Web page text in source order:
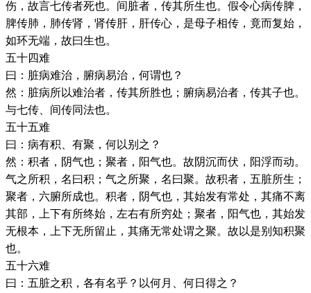
伤，故言七传者死也。间脏者，传其所生也。假令心病传脾，
脾传肺，肺传肾，肾传肝，肝传心，是母子相传，竟而复始，
如环无端，故曰生也。
五十四难
曰：脏病难治，腑病易治，何谓也？
然：脏病所以难治者，传其所胜也；腑病易治者，传其子也。
与七传、间传同法也。
五十五难
曰：病有积、有聚，何以别之？
然：积者，阴气也；聚者，阳气也。故阴沉而伏，阳浮而动。
气之所积，名曰积；气之所聚，名曰聚。故积者，五脏所生；
聚者，六腑所成也。积者，阴气也，其始发有常处，其痛不离
其部，上下有所终始，左右有所穷处；聚者，阳气也，其始发
无根本，上下无所留止，其痛无常处谓之聚。故以是别知积聚
也。
五十六难
曰：五脏之积，各有名乎？以何月、何日得之？